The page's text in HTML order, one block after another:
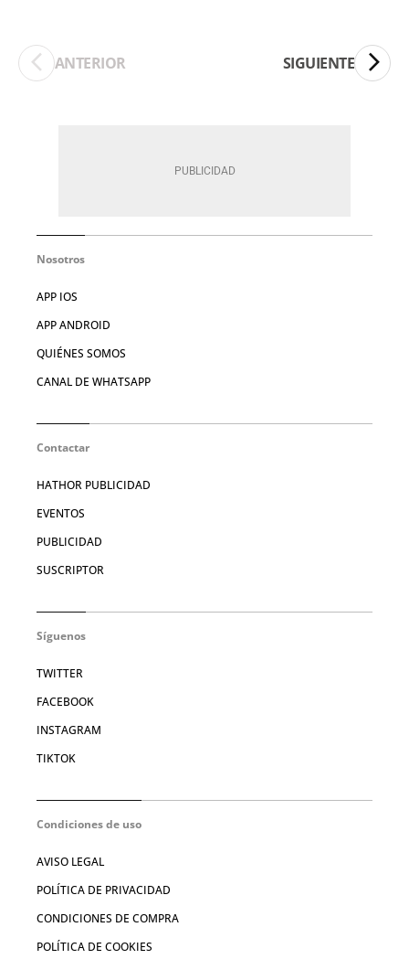
ANTERIOR SIGUIENTE
Nosotros
APP IOS
APP ANDROID
QUIÉNES SOMOS
CANAL DE WHATSAPP
Contactar
HATHOR PUBLICIDAD
EVENTOS
PUBLICIDAD
SUSCRIPTOR
Síguenos
TWITTER
FACEBOOK
INSTAGRAM
TIKTOK
Condiciones de uso
AVISO LEGAL
POLÍTICA DE PRIVACIDAD
CONDICIONES DE COMPRA
POLÍTICA DE COOKIES